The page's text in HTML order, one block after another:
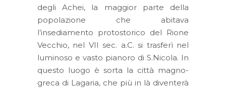
degli Achei, la maggior parte della
popolazione che abitava
l’insediamento protostorico del Rione
Vecchio, nel VII sec. a.C. si trasferì nel
luminoso e vasto pianoro di S.Nicola. In
questo luogo è sorta la città magno-
greca di Lagaria, che più in là diventerà